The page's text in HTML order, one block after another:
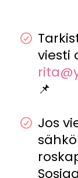
viesti
📌
Jos